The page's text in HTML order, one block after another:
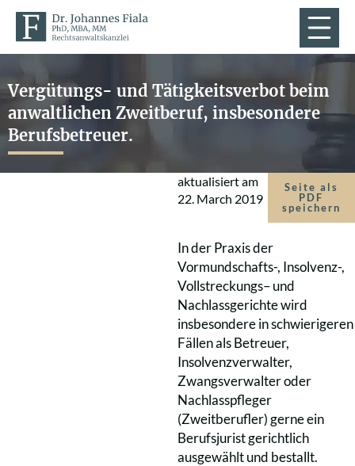
Vergütungs- und Tätigkeitsverbot beim
anwaltlichen Zweitberuf, insbesondere
Berufsbetreuer.
aktualisiert am
22. March 2019
Seite als
PDF
speichern
In der Praxis der
Vormundschafts-, Insolvenz-,
Vollstreckungs– und
Nachlassgerichte wird
insbesondere in schwierigeren
Fällen als Betreuer,
Insolvenzverwalter,
Zwangsverwalter oder
Nachlasspfleger
(Zweitberufler) gerne ein
Berufsjurist gerichtlich
ausgewählt und bestallt.